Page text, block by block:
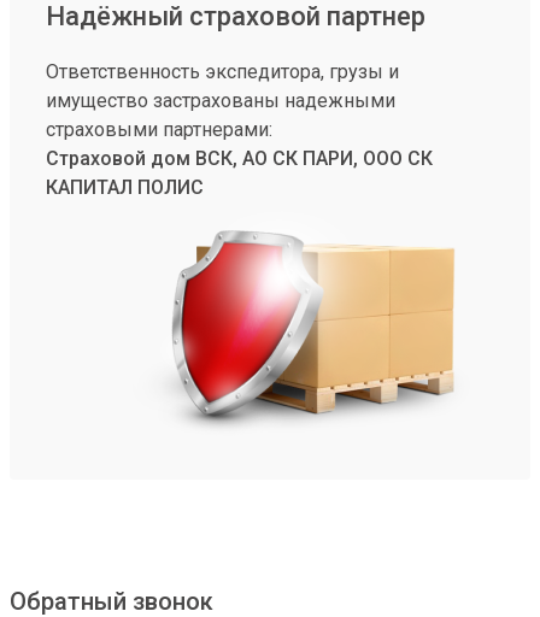
Надёжный страховой партнер
Ответственность экспедитора, грузы и
имущество застрахованы надежными
страховыми партнерами:
Страховой дом ВСК, АО СК ПАРИ, ООО СК
КАПИТАЛ ПОЛИС
Обратный звонок